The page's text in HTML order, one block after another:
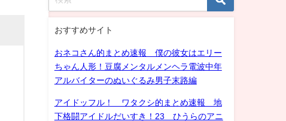
おすすめサイト
おネコさん的まとめ速報 僕の彼女はエリー
ちゃん人形！豆腐メンタルメンヘラ電波中年
アルバイターのぬいぐるみ男子末路編
アイドッフル！ ワタクシ的まとめ速報 地
下格闘アイドルだいすき！23 ひうらのアニ